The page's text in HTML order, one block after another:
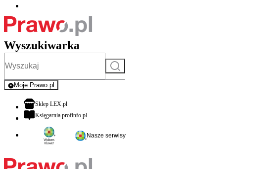
Wyszukiwarka
Szukaj
Moje Prawo.pl
- rejestracja i logowanie do serwisu
Sklep LEX.plotwiera się w nowej karcie
Księgarnia profinfo.plotwiera się w nowej karcie
Nasze serwisy